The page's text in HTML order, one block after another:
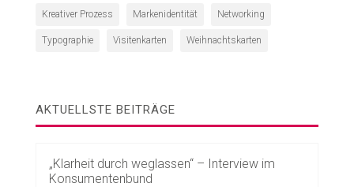
Kreativer Prozess Markenidentität Networking
Typographie Visitenkarten Weihnachtskarten
AKTUELLSTE BEITRÄGE
„Klarheit durch weglassen“ – Interview im
Konsumentenbund